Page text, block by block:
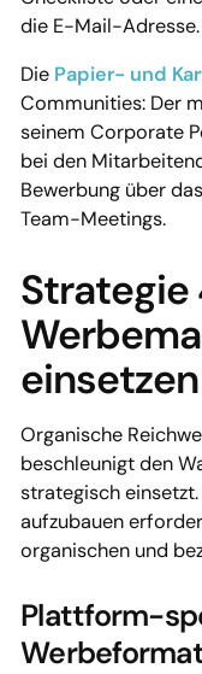
die E-Mail-Adresse.
Die Papier- und
Communities: Der
seinem Corporate
bei den
Bewerbung über
Team-Meetings.
Strategie
einsetzen
Organische
beschleunigt den
strategisch einsetzt.
aufzubauen
organischen und
Plattform-